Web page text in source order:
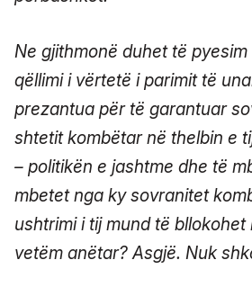
Ne gjithmonë duhet të
qëllimi i vërtetë i parimit të
prezantua për të garantuar
shtetit kombëtar në thelbin e
– politikën e jashtme dhe të
mbetet nga ky sovranitet
ushtrimi i tij mund të
vetëm anëtar? Asgjë. Nuk